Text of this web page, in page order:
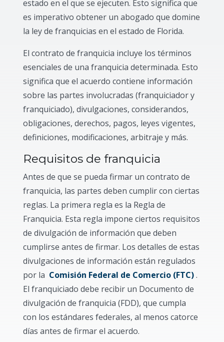
estado en el que se ejecuten. Esto significa que
es imperativo obtener un abogado que domine
la ley de franquicias en el estado de Florida.
El contrato de franquicia incluye los términos
esenciales de una franquicia determinada. Esto
significa que el acuerdo contiene información
sobre las partes involucradas (franquiciador y
franquiciado), divulgaciones, considerandos,
obligaciones, derechos, pagos, leyes vigentes,
definiciones, modificaciones, arbitraje y más.
Requisitos de franquicia
Antes de que se pueda firmar un contrato de
franquicia, las partes deben cumplir con ciertas
reglas. La primera regla es la Regla de
Franquicia. Esta regla impone ciertos requisitos
de divulgación de información que deben
cumplirse antes de firmar. Los detalles de estas
divulgaciones de información están regulados
por la Comisión Federal de Comercio (FTC).
El franquiciado debe recibir un Documento de
divulgación de franquicia (FDD), que cumpla
con los estándares federales, al menos catorce
días antes de firmar el acuerdo.